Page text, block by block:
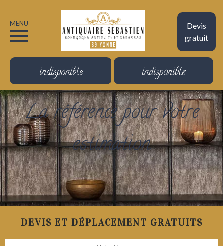
Devis
gratuit
MENU
indisponible indisponible
La référence pour votre
estimation
DEVIS ET DÉPLACEMENT GRATUITS